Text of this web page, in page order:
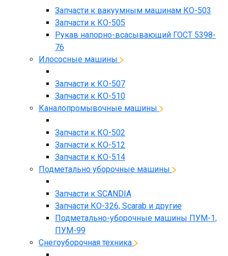
Запчасти к вакуумным машинам КО-503
Запчасти к КО-505
Рукав напорно-всасывающий ГОСТ 5398-
76
Илососные машины
Запчасти к КО-507
Запчасти к КО-510
Каналопромывочные машины
Запчасти к КО-502
Запчасти к КО-512
Запчасти к КО-514
Подметально уборочные машины
Запчасти к SCANDIA
Запчасти КО-326, Scarab и другие
Подметально-уборочные машины ПУМ-1,
ПУМ-99
Снегоуборочная техника